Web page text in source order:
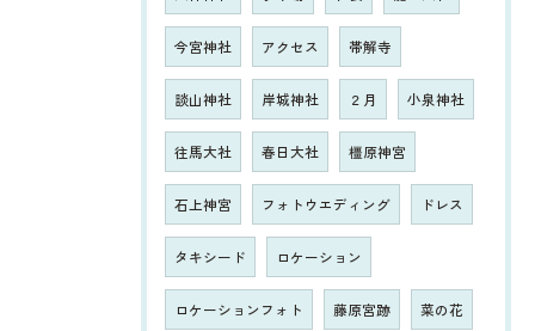
今宮神社 アクセス 帯解寺
談山神社 岸城神社 ２月 小泉神社
往馬大社 春日大社 橿原神宮
石上神宮 フォトウエディング ドレス
タキシード ロケーション
ロケーションフォト 藤原宮跡 菜の花